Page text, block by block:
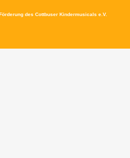
des Cottbuser Kindermusicals e.V.